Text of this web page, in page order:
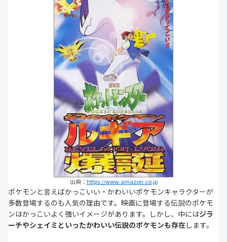
出典： https://www.amazon.co.jp
ポケモンと言えばかっこいい・かわいいポケモンキャラクターが
多数登場するのも人気の理由です。映画に登場する伝説のポケモ
ンはかっこいよく強いイメージがあります。しかし、中にはジラ
ーチやシェイミといったかわいい伝説のポケモンも存在します。